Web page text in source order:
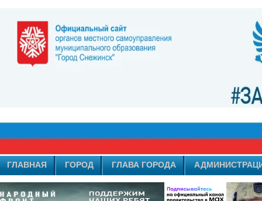
ГЛАВНАЯ ГОРОД ГЛАВА ГОРОДА